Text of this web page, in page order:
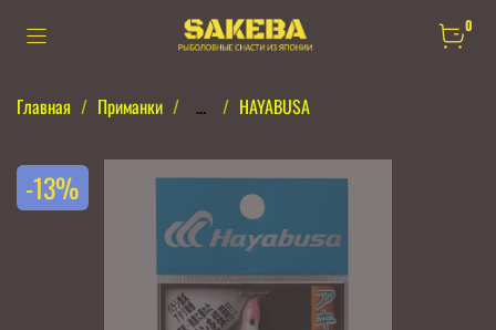
0
Главная Приманки ... HAYABUSA
-13%